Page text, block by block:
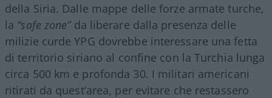
della Siria. Dalle mappe delle forze armate turche,
la “safe zone”da liberare dalla presenza delle
milizie curde YPG dovrebbe interessare una fetta
di territorio siriano al confine con la Turchia lunga
circa 500 km e profonda 30. I militari americani
ritirati da quest’area, per evitare che restassero